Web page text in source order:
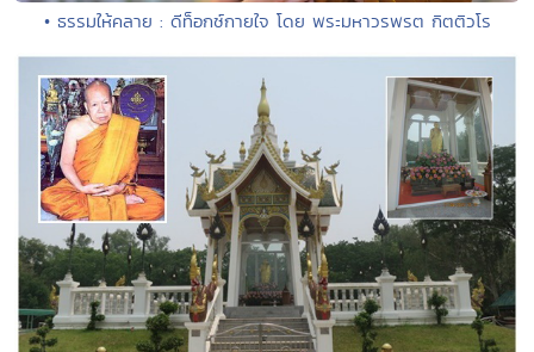
• ธรรมให้คลาย : ดีท็อกซ์กายใจ โดย พระมหาวรพรต กิตติวโร